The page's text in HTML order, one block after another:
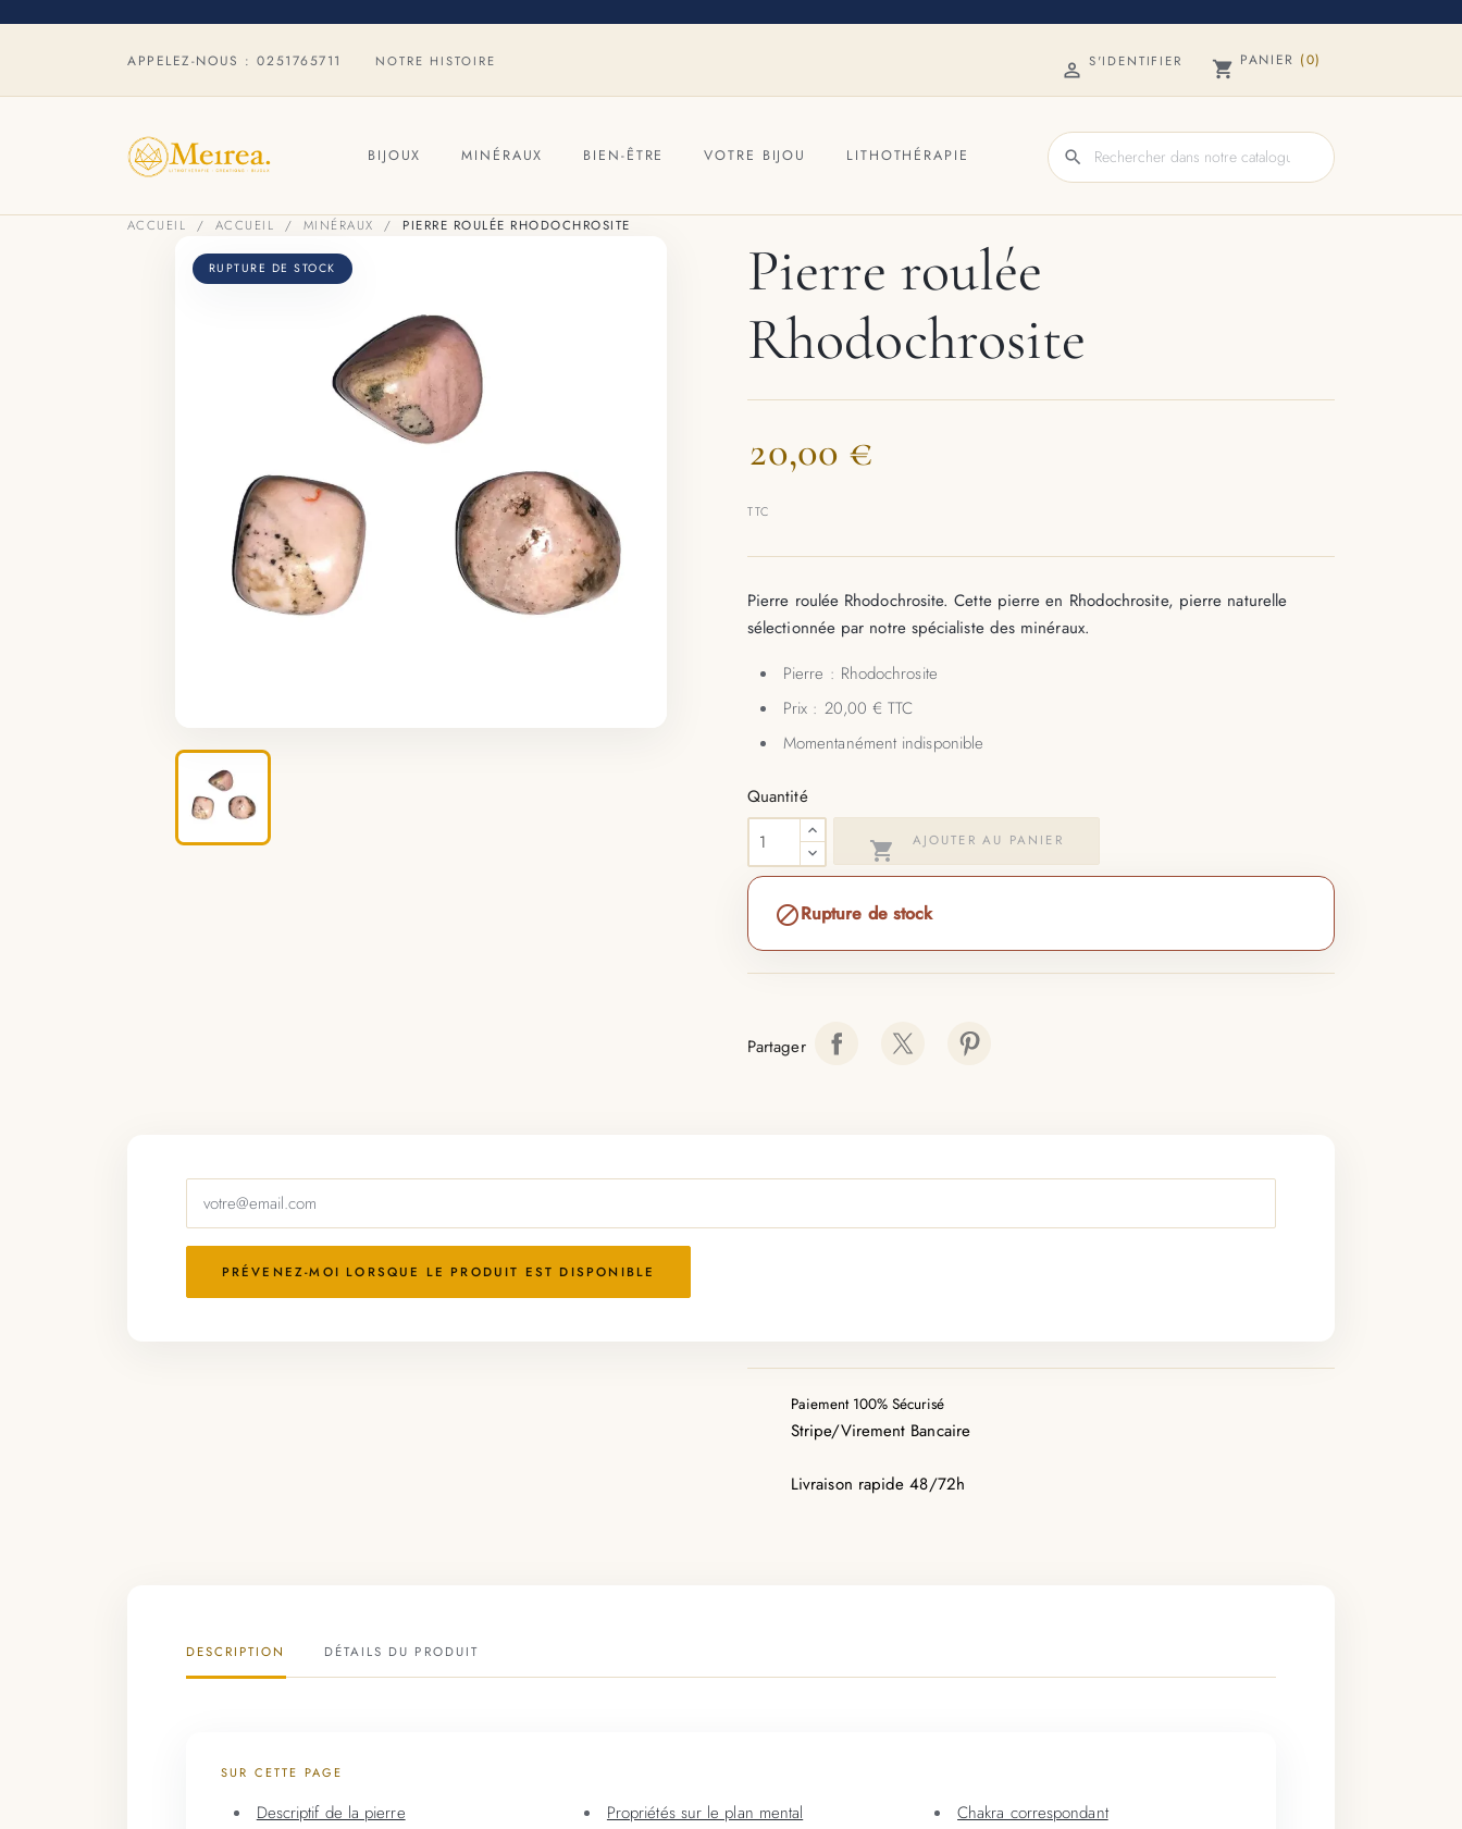
APPELEZ-NOUS :0251765711 NOTRE HISTOIRE  S'IDENTIFIER shopping_cart PANIER (0)
BIJOUX MINÉRAUX BIEN-ÊTRE VOTRE BIJOU LITHOTHÉRAPIE search
ACCUEIL ACCUEIL MINÉRAUX PIERRE ROULÉE RHODOCHROSITE
RUPTURE DE STOCK
Pierre roulée
Rhodochrosite
20,00 €
TTC
Pierre roulée Rhodochrosite. Cette pierre en Rhodochrosite, pierre naturelle
sélectionnée par notre spécialiste des minéraux.
Pierre : Rhodochrosite
Prix : 20,00 € TTC
Momentanément indisponible
Quantité
 AJOUTER AU PANIER
Rupture de stock
Partager
PRÉVENEZ-MOI LORSQUE LE PRODUIT EST DISPONIBLE
Paiement 100% Sécurisé
Stripe/Virement Bancaire
Livraison rapide 48/72h
DESCRIPTION DÉTAILS DU PRODUIT
SUR CETTE PAGE
Descriptif de la pierre
Propriétés sur le plan mental
Chakra correspondant